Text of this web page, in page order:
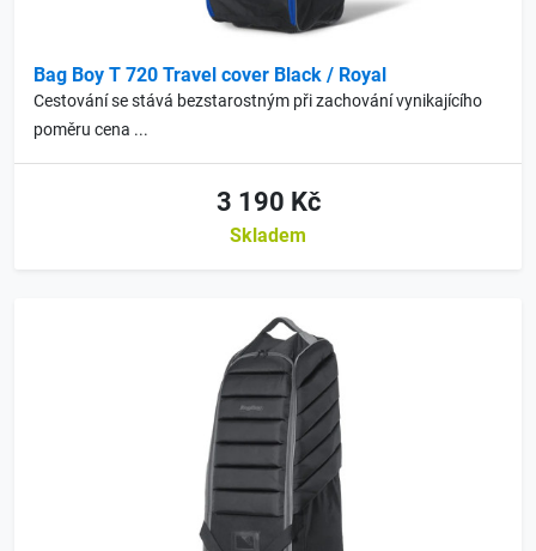
Bag Boy T 720 Travel cover Black / Royal
Cestování se stává bezstarostným při zachování vynikajícího
poměru cena ...
3 190 Kč
Skladem